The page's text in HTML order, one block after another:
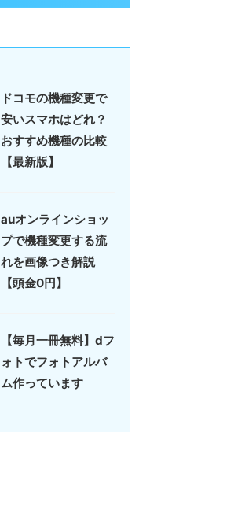
ドコモの機種変更で
安いスマホはどれ？
おすすめ機種の比較
【最新版】
auオンラインショッ
プで機種変更する流
れを画像つき解説
【頭金0円】
【毎月一冊無料】dフ
ォトでフォトアルバ
ム作っています